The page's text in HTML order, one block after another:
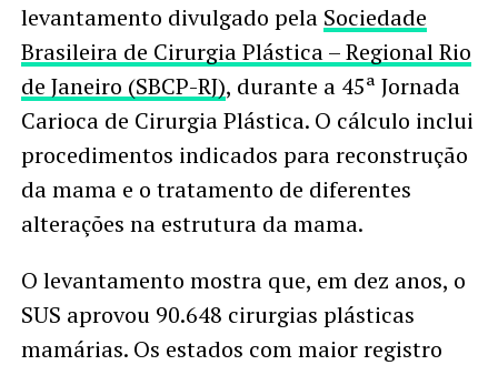
levantamento divulgado pela Sociedade
Brasileira de Cirurgia Plástica – Regional Rio
de Janeiro (SBCP-RJ), durante a 45ª Jornada
Carioca de Cirurgia Plástica. O cálculo inclui
procedimentos indicados para reconstrução
da mama e o tratamento de diferentes
alterações na estrutura da mama.
O levantamento mostra que, em dez anos, o
SUS aprovou 90.648 cirurgias plásticas
mamárias. Os estados com maior registro